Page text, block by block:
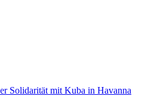
Solidarität mit Kuba in Havanna